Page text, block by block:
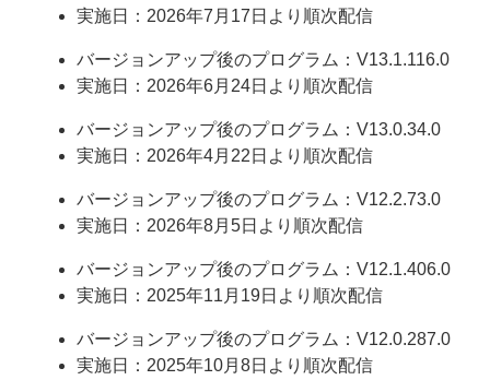
実施日：2026年7月17日より順次配信
バージョンアップ後のプログラム：V13.1.116.0
実施日：2026年6月24日より順次配信
バージョンアップ後のプログラム：V13.0.34.0
実施日：2026年4月22日より順次配信
バージョンアップ後のプログラム：V12.2.73.0
実施日：2026年8月5日より順次配信
バージョンアップ後のプログラム：V12.1.406.0
実施日：2025年11月19日より順次配信
バージョンアップ後のプログラム：V12.0.287.0
実施日：2025年10月8日より順次配信